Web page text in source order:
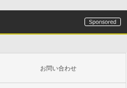
お問い合わせ